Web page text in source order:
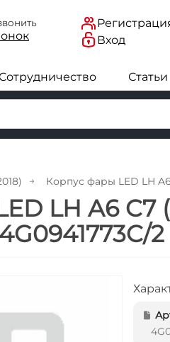
Вход
Сотрудничество Статьи
Корпус фары LED LH A6
LH A6 C7
2